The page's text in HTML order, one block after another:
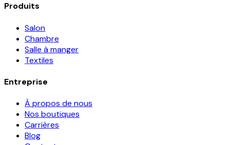
Produits
Salon
Chambre
Salle à manger
Textiles
Entreprise
À propos de nous
Nos boutiques
Carrières
Blog